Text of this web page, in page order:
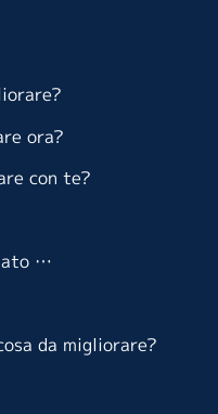
ora?
con te?
…
da migliorare?